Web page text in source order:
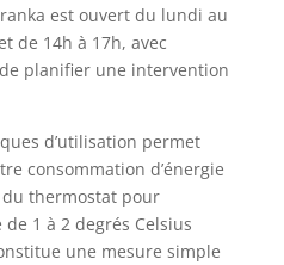
est ouvert du lundi au
de 14h à 17h, avec
planifier une intervention
d’utilisation permet
consommation d’énergie
thermostat pour
1 à 2 degrés Celsius
une mesure simple